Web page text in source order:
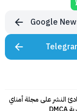
النشر على مجلة أمناي